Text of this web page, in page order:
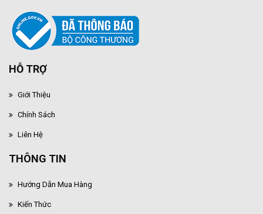
HỖ TRỢ
Giới Thiệu
Chính Sách
Liên Hệ
THÔNG TIN
Hướng Dẫn Mua Hàng
Kiến Thức